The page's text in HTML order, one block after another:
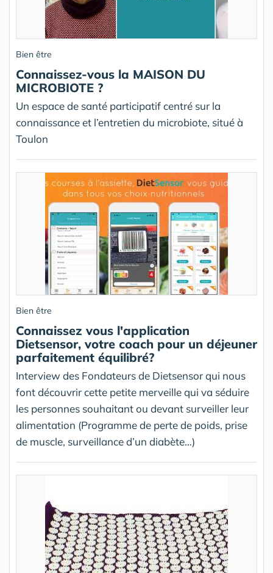
Bien être
Connaissez-vous la MAISON DU
MICROBIOTE ?
Un espace de santé participatif centré sur la
connaissance et l’entretien du microbiote, situé à
Toulon
Bien être
Connaissez vous l'application
Dietsensor, votre coach pour un déjeuner
parfaitement équilibré?
Interview des Fondateurs de Dietsensor qui nous
font découvrir cette petite merveille qui va séduire
les personnes souhaitant ou devant surveiller leur
alimentation (Programme de perte de poids, prise
de muscle, surveillance d’un diabète…)